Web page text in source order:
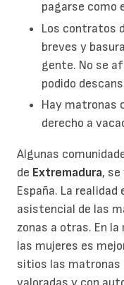
pagarse como
Los contratos
breves y
gente. No se
podido
Hay matronas
derecho a
Algunas
de Extremadura,
España. La realidad
asistencial de las
zonas a otras. En
las mujeres es
sitios las matronas